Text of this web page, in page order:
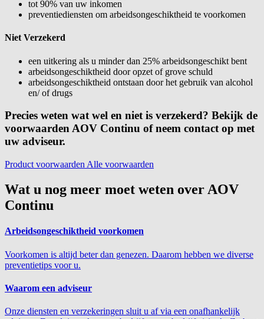
tot 90% van uw inkomen
preventiediensten om arbeidsongeschiktheid te voorkomen
Niet Verzekerd
een uitkering als u minder dan 25% arbeidsongeschikt bent
arbeidsongeschiktheid door opzet of grove schuld
arbeidsongeschiktheid ontstaan door het gebruik van alcohol
en/ of drugs
Precies weten wat wel en niet is verzekerd? Bekijk de
voorwaarden AOV Continu of neem contact op met
uw adviseur.
Product voorwaarden Alle voorwaarden
Wat u nog meer moet weten over AOV
Continu
Arbeidsongeschiktheid voorkomen
Voorkomen is altijd beter dan genezen. Daarom hebben we diverse
preventietips voor u.
Waarom een adviseur
Onze diensten en verzekeringen sluit u af via een onafhankelijk